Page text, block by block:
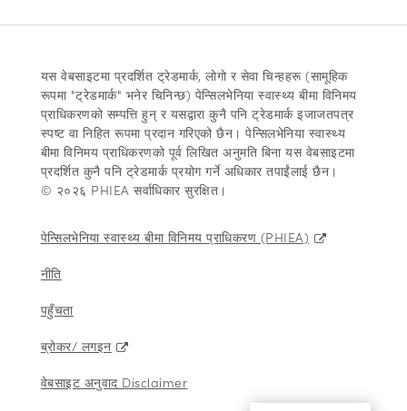
यस वेबसाइटमा प्रदर्शित ट्रेडमार्क, लोगो र सेवा चिन्हहरू (सामूहिक
रूपमा "ट्रेडमार्क" भनेर चिनिन्छ) पेन्सिलभेनिया स्वास्थ्य बीमा विनिमय
प्राधिकरणको सम्पत्ति हुन् र यसद्वारा कुनै पनि ट्रेडमार्क इजाजतपत्र
स्पष्ट वा निहित रूपमा प्रदान गरिएको छैन। पेन्सिलभेनिया स्वास्थ्य
बीमा विनिमय प्राधिकरणको पूर्व लिखित अनुमति बिना यस वेबसाइटमा
प्रदर्शित कुनै पनि ट्रेडमार्क प्रयोग गर्ने अधिकार तपाईंलाई छैन।
© २०२६ PHIEA सर्वाधिकार सुरक्षित।
पेन्सिलभेनिया स्वास्थ्य बीमा विनिमय प्राधिकरण (PHIEA)
नीति
पहुँचता
ब्रोकर/ लगइन
वेबसाइट अनुवाद Disclaimer